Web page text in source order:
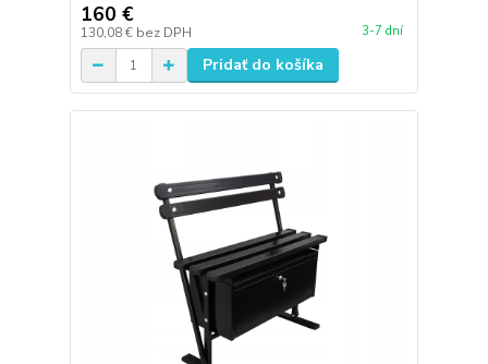
160 €
130,08 € bez DPH 3-7 dní
Pridať do košíka